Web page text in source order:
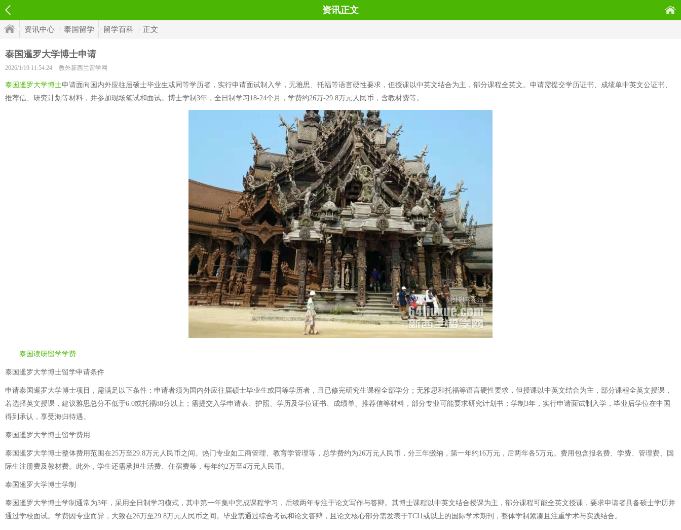
资讯正文
资讯中心 泰国留学 留学百科 正文
泰国暹罗大学博士申请
2026/1/19 11:54:24 教外新西兰留学网
泰国暹罗大学博士申请面向国内外应往届硕士毕业生或同等学历者，实行申请面试制入学，无雅思、托福等语言硬性要求，但授课以中英文结合为主，部分课程全英文。申请需提交学历证书、成绩单中英文公证书、
推荐信、研究计划等材料，并参加现场笔试和面试。博士学制3年，全日制学习18-24个月，学费约26万-29.8万元人民币，含教材费等。
泰国读研留学学费
泰国暹罗大学博士留学申请条件
申请泰国暹罗大学博士项目，需满足以下条件：申请者须为国内外应往届硕士毕业生或同等学历者，且已修完研究生课程全部学分；无雅思和托福等语言硬性要求，但授课以中英文结合为主，部分课程全英文授课，
若选择英文授课，建议雅思总分不低于6.0或托福88分以上；需提交入学申请表、护照、学历及学位证书、成绩单、推荐信等材料，部分专业可能要求研究计划书；学制3年，实行申请面试制入学，毕业后学位在中国
得到承认，享受海归待遇。
泰国暹罗大学博士留学费用
泰国暹罗大学博士整体费用范围在25万至29.8万元人民币之间。热门专业如工商管理、教育学管理等，总学费约为26万元人民币，分三年缴纳，第一年约16万元，后两年各5万元。费用包含报名费、学费、管理费、国
际生注册费及教材费。此外，学生还需承担生活费、住宿费等，每年约2万至4万元人民币。
泰国暹罗大学博士学制
泰国暹罗大学博士学制通常为3年，采用全日制学习模式，其中第一年集中完成课程学习，后续两年专注于论文写作与答辩。其博士课程以中英文结合授课为主，部分课程可能全英文授课，要求申请者具备硕士学历并
通过学校面试。学费因专业而异，大致在26万至29.8万元人民币之间。毕业需通过综合考试和论文答辩，且论文核心部分需发表于TCI1或以上的国际学术期刊，整体学制紧凑且注重学术与实践结合。